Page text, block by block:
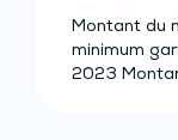
Montant du
minimum
2023